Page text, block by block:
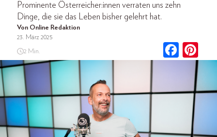
Prominente Österreicher:innen verraten uns zehn
Dinge, die sie das Leben bisher gelehrt hat.
Von Online Redaktion
23. März 2025
2 Min.